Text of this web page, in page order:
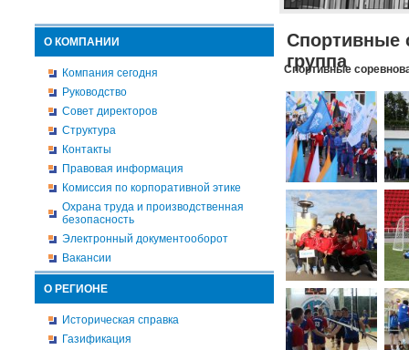
О КОМПАНИИ
Компания сегодня
Руководство
Совет директоров
Структура
Контакты
Правовая информация
Комиссия по корпоративной этике
Охрана труда и производственная
безопасность
Электронный документооборот
Вакансии
О РЕГИОНЕ
Историческая справка
Газификация
Спортивные
группа
Спортивные